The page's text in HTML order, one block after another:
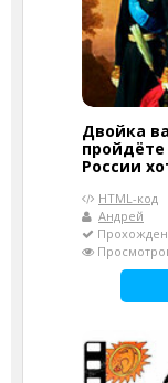
Двойка
пройдёте
России
HTML-код
Андрей